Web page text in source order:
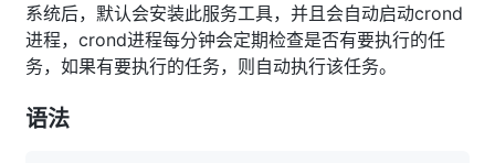
系统后，默认会安装此服务工具，并且会自动启动crond
进程，crond进程每分钟会定期检查是否有要执行的任
务，如果有要执行的任务，则自动执行该任务。
语法